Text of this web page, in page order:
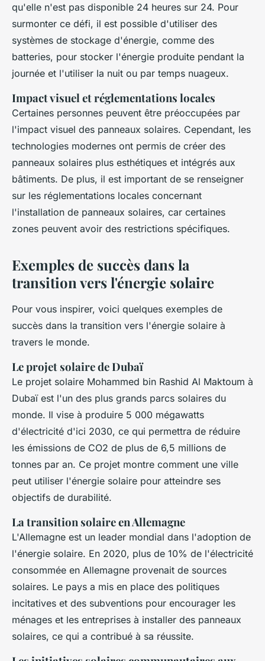
qu'elle n'est pas disponible 24 heures sur 24. Pour
surmonter ce défi, il est possible d'utiliser des
systèmes de stockage d'énergie, comme des
batteries, pour stocker l'énergie produite pendant la
journée et l'utiliser la nuit ou par temps nuageux.
Impact visuel et réglementations locales
Certaines personnes peuvent être préoccupées par
l'impact visuel des panneaux solaires. Cependant, les
technologies modernes ont permis de créer des
panneaux solaires plus esthétiques et intégrés aux
bâtiments. De plus, il est important de se renseigner
sur les réglementations locales concernant
l'installation de panneaux solaires, car certaines
zones peuvent avoir des restrictions spécifiques.
Exemples de succès dans la
transition vers l'énergie solaire
Pour vous inspirer, voici quelques exemples de
succès dans la transition vers l'énergie solaire à
travers le monde.
Le projet solaire de Dubaï
Le projet solaire Mohammed bin Rashid Al Maktoum à
Dubaï est l'un des plus grands parcs solaires du
monde. Il vise à produire 5 000 mégawatts
d'électricité d'ici 2030, ce qui permettra de réduire
les émissions de CO2 de plus de 6,5 millions de
tonnes par an. Ce projet montre comment une ville
peut utiliser l'énergie solaire pour atteindre ses
objectifs de durabilité.
La transition solaire en Allemagne
L'Allemagne est un leader mondial dans l'adoption de
l'énergie solaire. En 2020, plus de 10% de l'électricité
consommée en Allemagne provenait de sources
solaires. Le pays a mis en place des politiques
incitatives et des subventions pour encourager les
ménages et les entreprises à installer des panneaux
solaires, ce qui a contribué à sa réussite.